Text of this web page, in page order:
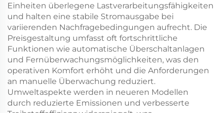
Einheiten überlegene Lastverarbeitungsfähigkeiten
und halten eine stabile Stromausgabe bei
variierenden Nachfragebedingungen aufrecht. Die
Preisgestaltung umfasst oft fortschrittliche
Funktionen wie automatische Überschaltanlagen
und Fernüberwachungsmöglichkeiten, was den
operativen Komfort erhöht und die Anforderungen
an manuelle Überwachung reduziert.
Umweltaspekte werden in neueren Modellen
durch reduzierte Emissionen und verbesserte